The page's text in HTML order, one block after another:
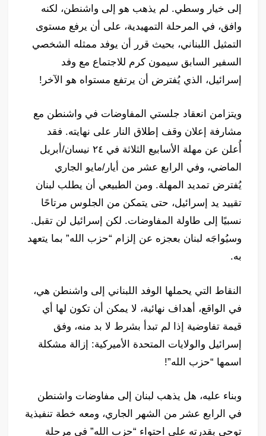
إلى خيار وسطي. لم يذهب هو إلى واشنطن، لكنه
وافق، في المرحلة التمهيدية، على أن يرفع مستوى
التمثيل اللبناني، بحيث قرر أن يوفد ممثله الشخصي
السفير السابق سيمون كرم للاجتماع مع وفد
إسرائيل، الذي يُفترض أن يرتفع مستواه هو الآخر!
ويتزامن انعقاد جلستي المفاوضات في واشنطن مع
مشارفة إعلان وقف إطلاق النار على نهايته. فقد
أُعلن عن مهلة الأسابيع الثلاثة في ٢٤ نيسان/أبريل
الماضي، وفي الرابع عشر من أيار/مايو الجاري
يُفترض تمديد المهلة. ومن الطبيعي أن يطلب لبنان
تقييد يد إسرائيل، حتى يتمكن من الجلوس مرتاحًا
نسبيًا إلى طاولة المفاوضات. لكن إسرائيل لن تقبل.
وسيُواجَه لبنان بعجزه عن إلزام “حزب الله” بما يتعهد
به.
النقاط التي يحملها الوفد اللبناني إلى واشنطن هي،
في الواقع، أهداف نهائية، لا يمكن أن تكون لها أي
قيمة تفاوضية إذا لم تبدأ بشرط لا بد منه، وفق
إسرائيل والولايات المتحدة الأميركية: إزالة مشكلة
اسمها “حزب الله”!
وبناء عليه، هل يذهب لبنان إلى مفاوضات واشنطن
في الرابع عشر من الشهر الجاري، ومعه خطة تنفيذية
توحي بقدرته على احتواء “حزب الله” في مرحلة